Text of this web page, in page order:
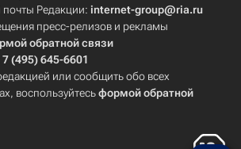
Редакции: internet-group@ria.ru
пресс-релизов и рекламы
обратной связи
7 (495) 645-6601
или сообщить обо всех
воспользуйтесьформой обратной